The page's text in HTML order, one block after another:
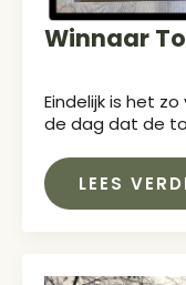
Winnaar
Eindelijk is het
de dag dat de
LEES